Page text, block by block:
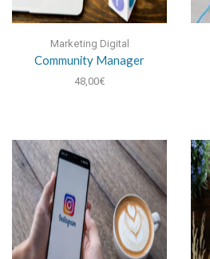
Marketing Digital
Community Manager
48,00€